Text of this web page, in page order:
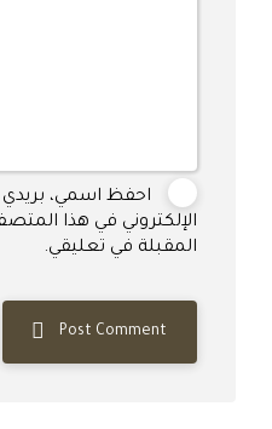
احفظ اسمي، بريدي
الإلكتروني في هذا
المقبلة في تعليقي.
Post Comment